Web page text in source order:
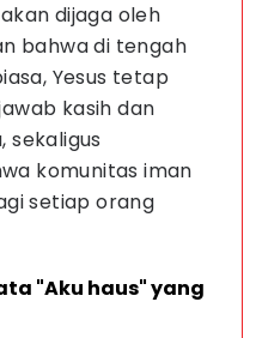
dijaga oleh
bahwa di tengah
Yesus tetap
kasih dan
sekaligus
komunitas iman
setiap orang
"Aku haus" yang